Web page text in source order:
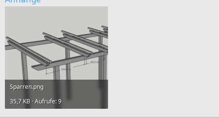
Sparren.png
35,7 KB · Aufrufe: 9